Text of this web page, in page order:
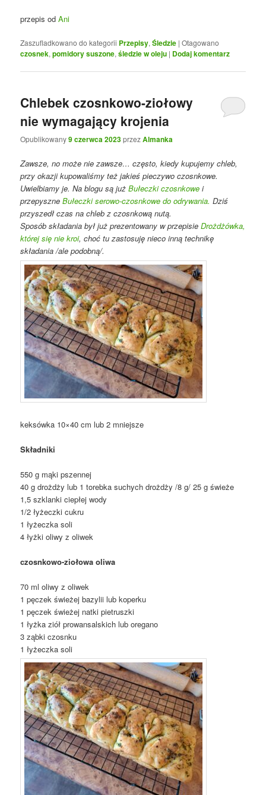
przepis odAni
Zaszufladkowano do kategorii Przepisy,Śledzie |Otagowano
czosnek,pomidory suszone,śledzie w oleju | Dodaj komentarz
Chlebek czosnkowo-ziołowy
nie wymagający krojenia
Opublikowany9 czerwca 2023przezAlmanka
Zawsze, no może nie zawsze… często, kiedy kupujemy chleb,
przy okazji kupowaliśmy też jakieś pieczywo czosnkowe.
Uwielbiamy je. Na blogu są jużBułeczki czosnkowe i
przepyszneBułeczki serowo-czosnkowe do odrywania. Dziś
przyszedł czas na chleb z czosnkową nutą.
Sposób składania był już prezentowany w przepisieDrożdżówka,
której się nie kroi, choć tu zastosuję nieco inną technikę
składania /ale podobną/.
keksówka 10×40 cm lub 2 mniejsze
Składniki
550 g mąki pszennej
40 g drożdży lub 1 torebka suchych drożdży /8 g/ 25 g świeże
1,5 szklanki ciepłej wody
1/2 łyżeczki cukru
1 łyżeczka soli
4 łyżki oliwy z oliwek
czosnkowo-ziołowa oliwa
70 ml oliwy z oliwek
1 pęczek świeżej bazylii lub koperku
1 pęczek świeżej natki pietruszki
1 łyżka ziół prowansalskich lub oregano
3 ząbki czosnku
1 łyżeczka soli